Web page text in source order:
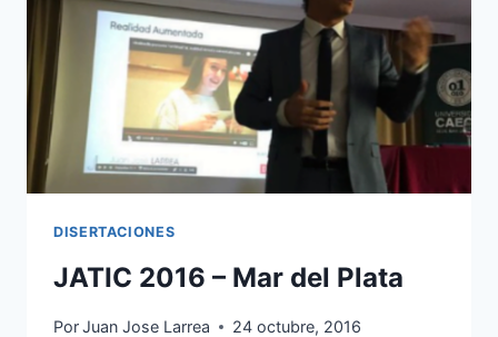
Y
TIC
DISERTACIONES
JATIC 2016 – Mar del Plata
PorJuan Jose Larrea 24 octubre, 2016